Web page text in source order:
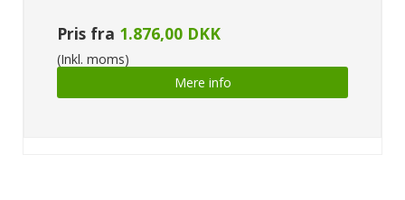
Pris fra 1.876,00 DKK
(Inkl. moms)
Mere info